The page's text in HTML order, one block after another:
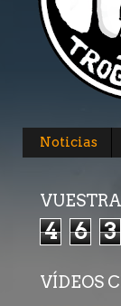
Noticias
4 6 3
VÍDEOS